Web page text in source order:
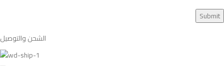
الشحن والتوصيل